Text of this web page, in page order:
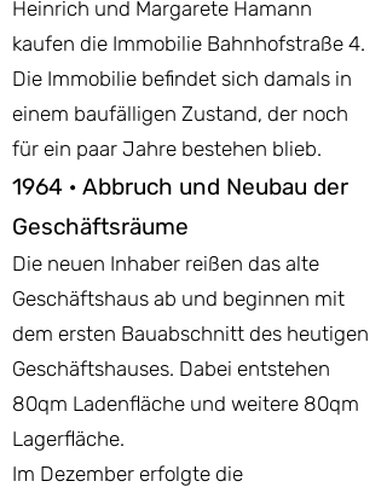
Heinrich und Margarete Hamann
kaufen die Immobilie Bahnhofstraße 4.
Die Immobilie befindet sich damals in
einem baufälligen Zustand, der noch
für ein paar Jahre bestehen blieb.
1964 · Abbruch und Neubau der
Geschäftsräume
Die neuen Inhaber reißen das alte
Geschäftshaus ab und beginnen mit
dem ersten Bauabschnitt des heutigen
Geschäftshauses. Dabei entstehen
80qm Ladenfläche und weitere 80qm
Lagerfläche.
Im Dezember erfolgte die